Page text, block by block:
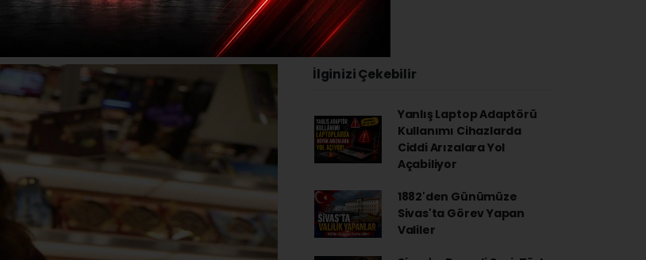
(İHA) - İhlas Haber Ajansı | 29.02.2024 - 11:36, Güncelleme: 29.02.2024 - 11:10
İlginizi Çekebilir
Yanlış Laptop Adaptörü
Kullanımı Cihazlarda
Ciddi Arızalara Yol
Açabiliyor
1882'den Günümüze
Sivas'ta Görev Yapan
Valiler